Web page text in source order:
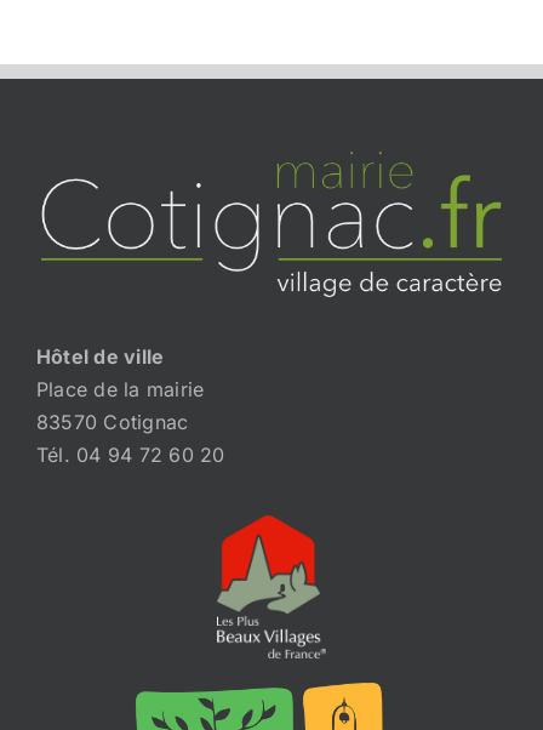
Hôtel de ville
Place de la mairie
83570 Cotignac
Tél. 04 94 72 60 20